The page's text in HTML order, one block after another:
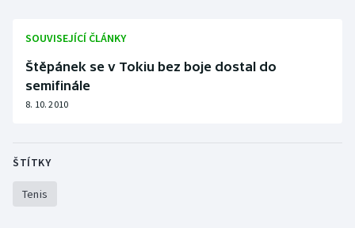
Krasobruslení
Lezení
Moderní pětiboj
Motorsport
SOUVISEJÍCÍ ČLÁNKY
Štěpánek se v Tokiu bez boje dostal do
semifinále
8. 10. 2010
ŠTÍTKY
Tenis